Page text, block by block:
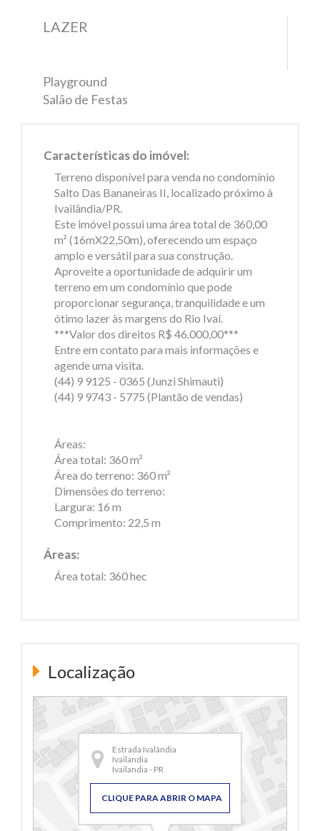
LAZER
Playground
Salão de Festas
Características do imóvel:
Terreno disponível para venda no condomínio
Salto Das Bananeiras II, localizado próximo à
Ivailândia/PR.
Este imóvel possui uma área total de 360,00
m² (16mX22,50m), oferecendo um espaço
amplo e versátil para sua construção.
Aproveite a oportunidade de adquirir um
terreno em um condomínio que pode
proporcionar segurança, tranquilidade e um
ótimo lazer às margens do Rio Ivaí.
***Valor dos direitos R$ 46.000,00***
Entre em contato para mais informações e
agende uma visita.
(44) 9 9125 - 0365 (Junzi Shimauti)
(44) 9 9743 - 5775 (Plantão de vendas)
Áreas:
Área total: 360 m²
Área do terreno: 360 m²
Dimensões do terreno:
Largura: 16 m
Comprimento: 22,5 m
Áreas:
Área total: 360 hec
Localização
Estrada Ivalândia
Ivailandia
Ivailandia - PR
CLIQUE PARA ABRIR O MAPA